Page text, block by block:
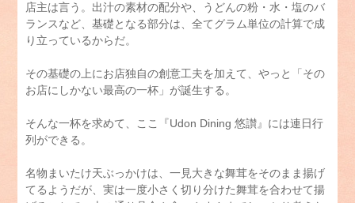
店主は言う。出汁の素材の配分や、うどんの粉・水・塩のバ
ランスなど、基礎となる部分は、全てグラム単位の計算で成
り立っているからだ。
その基礎の上にお店独自の創意工夫を加えて、やっと「その
お店にしかない最高の一杯」が誕生する。
そんな一杯を求めて、ここ『Udon Dining 悠讃』には連日行
列ができる。
名物まいたけ天ぶっかけは、一見大きな舞茸をそのまま揚げ
てるようだが、実は一度小さく切り分けた舞茸を合わせて揚